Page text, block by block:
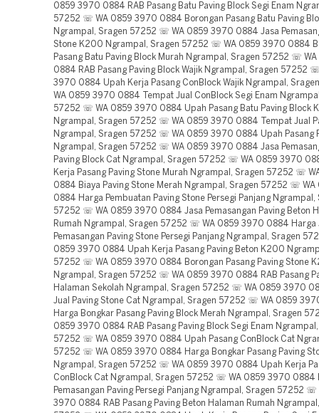
0859 3970 0884 RAB Pasang Batu Paving Block Segi Enam
57252 ☏ WA 0859 3970 0884 Borongan Pasang Batu Paving
Ngrampal, Sragen 57252 ☏ WA 0859 3970 0884 Jasa
Stone K200 Ngrampal, Sragen 57252 ☏ WA 0859 3970 0884
Pasang Batu Paving Block Murah Ngrampal, Sragen 57252 ☏
0884 RAB Pasang Paving Block Wajik Ngrampal, Sragen 57252
3970 0884 Upah Kerja Pasang ConBlock Wajik Ngrampal,
WA 0859 3970 0884 Tempat Jual ConBlock Segi Enam
57252 ☏ WA 0859 3970 0884 Upah Pasang Batu Paving Block
Ngrampal, Sragen 57252 ☏ WA 0859 3970 0884 Tempat Jual
Ngrampal, Sragen 57252 ☏ WA 0859 3970 0884 Upah Pasang
Ngrampal, Sragen 57252 ☏ WA 0859 3970 0884 Jasa
Paving Block Cat Ngrampal, Sragen 57252 ☏ WA 0859 3970
Kerja Pasang Paving Stone Murah Ngrampal, Sragen 57252 ☏
0884 Biaya Paving Stone Merah Ngrampal, Sragen 57252 ☏
0884 Harga Pembuatan Paving Stone Persegi Panjang Ngrampal,
57252 ☏ WA 0859 3970 0884 Jasa Pemasangan Paving Beton
Rumah Ngrampal, Sragen 57252 ☏ WA 0859 3970 0884 Harga
Pemasangan Paving Stone Persegi Panjang Ngrampal, Sragen
0859 3970 0884 Upah Kerja Pasang Paving Beton K200
57252 ☏ WA 0859 3970 0884 Borongan Pasang Paving Stone
Ngrampal, Sragen 57252 ☏ WA 0859 3970 0884 RAB Pasang
Halaman Sekolah Ngrampal, Sragen 57252 ☏ WA 0859 3970
Jual Paving Stone Cat Ngrampal, Sragen 57252 ☏ WA 0859
Harga Bongkar Pasang Paving Block Merah Ngrampal, Sragen
0859 3970 0884 RAB Pasang Paving Block Segi Enam
57252 ☏ WA 0859 3970 0884 Upah Pasang ConBlock Cat
57252 ☏ WA 0859 3970 0884 Harga Bongkar Pasang Paving
Ngrampal, Sragen 57252 ☏ WA 0859 3970 0884 Upah Kerja
ConBlock Cat Ngrampal, Sragen 57252 ☏ WA 0859 3970 0884
Pemasangan Paving Persegi Panjang Ngrampal, Sragen 57252 ☏
3970 0884 RAB Pasang Paving Beton Halaman Rumah